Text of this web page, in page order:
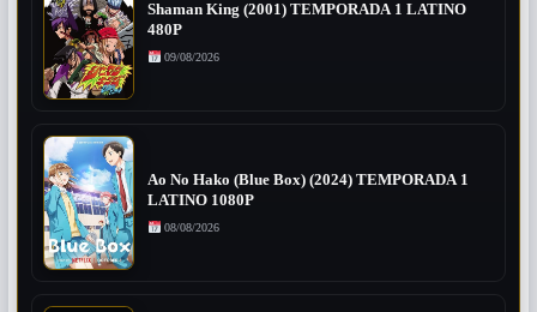
Shaman King (2001) TEMPORADA 1 LATINO
480P
09/08/2026
Ao No Hako (Blue Box) (2024) TEMPORADA 1
LATINO 1080P
08/08/2026